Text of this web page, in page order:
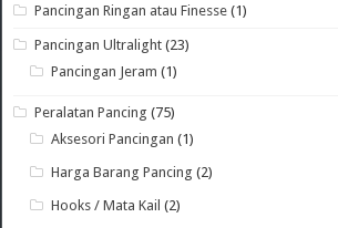
Pancingan Ringan atau Finesse (1)
Pancingan Ultralight (23)
Pancingan Jeram (1)
Peralatan Pancing (75)
Aksesori Pancingan (1)
Harga Barang Pancing (2)
Hooks / Mata Kail (2)